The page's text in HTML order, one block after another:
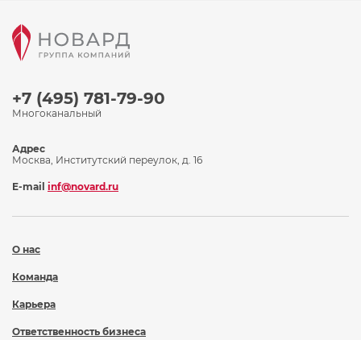
+7 (495) 781-79-90
Многоканальный
О нас
Команда
Карьера
Ответственность бизнеса
Адрес
Москва, Институтский переулок, д. 16
E-mail inf@novard.ru